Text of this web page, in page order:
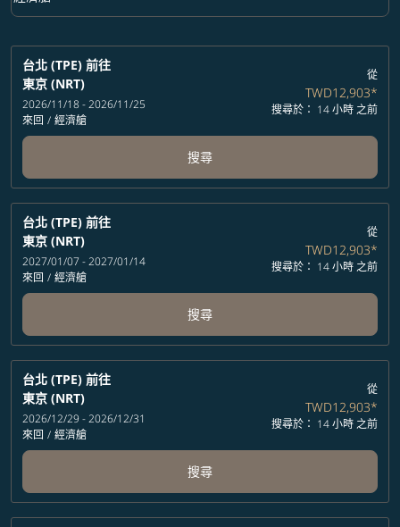
艙等 option 經濟艙 Selected
台北 (TPE) 前往
東京 (NRT)
2026/11/18 - 2026/11/25
來回 / 經濟艙
從
TWD12,903*
搜尋於： 14 小時 之前
搜尋
台北 (TPE) 前往
東京 (NRT)
2027/01/07 - 2027/01/14
來回 / 經濟艙
從
TWD12,903*
搜尋於： 14 小時 之前
搜尋
台北 (TPE) 前往
東京 (NRT)
2026/12/29 - 2026/12/31
來回 / 經濟艙
從
TWD12,903*
搜尋於： 14 小時 之前
搜尋